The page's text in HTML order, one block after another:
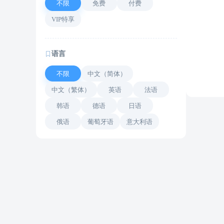
不限 免费 付费
VIP特享
语言
不限 中文（简体）
中文（繁体） 英语 法语
韩语 德语 日语
俄语 葡萄牙语 意大利语